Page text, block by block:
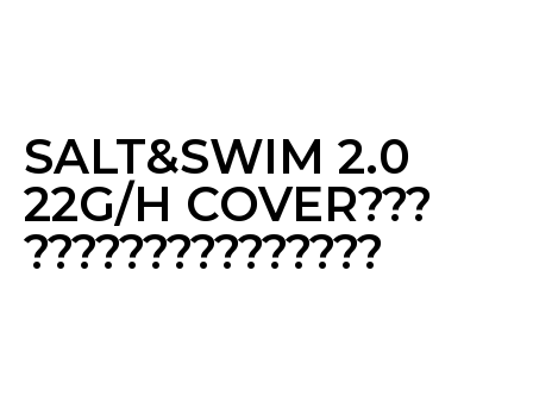
SALT&SWIM 2.0
22G/H COVER???
???????????????